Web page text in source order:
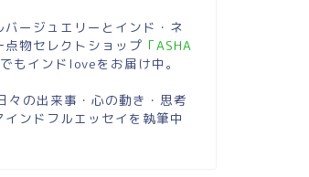
バージュエリーとインド・ネ
点物セレクトショップ 「ASHA
でもインドloveをお届け中。
々の出来事・心の動き・思考
インドフルエッセイを執筆中